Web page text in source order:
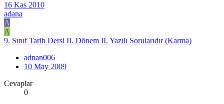
16 Kas 2010
adana
A
A
9. Sınıf Tarih Dersi II. Dönem II. Yazılı Sorularıdır (Karma)
adnan006
10 May 2009
Cevaplar
0